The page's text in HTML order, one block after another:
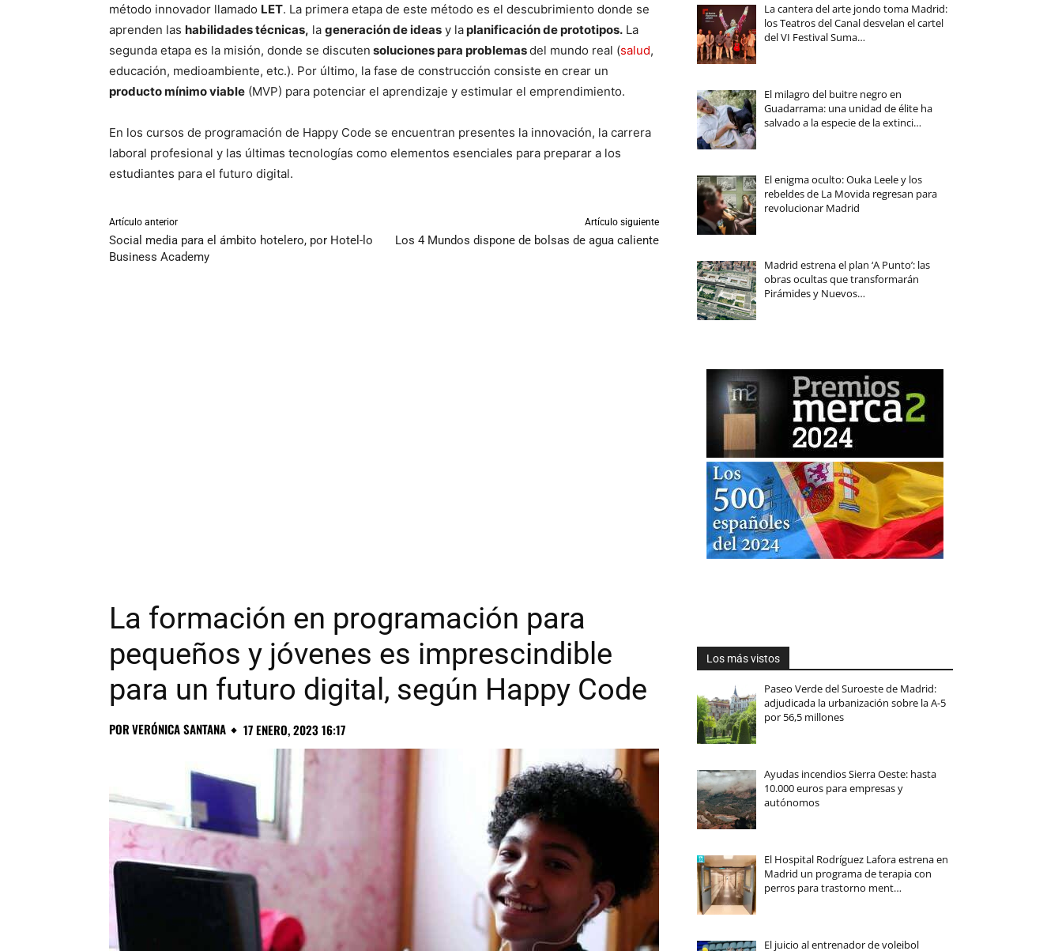
método innovador llamado LET. La primera etapa de este método es el descubrimiento donde se
aprenden las habilidades técnicas, la generación de ideas y laplanificación de prototipos. La
segunda etapa es la misión, donde se discuten soluciones para problemasdel mundo real (salud,
educación, medioambiente, etc.). Por último, la fase de construcción consiste en crear un
producto mínimo viable (MVP) para potenciar el aprendizaje y estimular el emprendimiento.
En los cursos de programación de Happy Code se encuentran presentes la innovación, la carrera
laboral profesional y las últimas tecnologías como elementos esenciales para preparar a los
estudiantes para el futuro digital.
Artículo anterior
Social media para el ámbito hotelero, por Hotel-lo
Business Academy
Artículo siguiente
Los 4 Mundos dispone de bolsas de agua caliente
La cantera del arte jondo toma Madrid:
los Teatros del Canal desvelan el cartel
del VI Festival Suma…
El milagro del buitre negro en
Guadarrama: una unidad de élite ha
salvado a la especie de la extinci…
El enigma oculto: Ouka Leele y los
rebeldes de La Movida regresan para
revolucionar Madrid
Madrid estrena el plan ‘A Punto’: las
obras ocultas que transformarán
Pirámides y Nuevos…
La formación en programación para
pequeños y jóvenes es imprescindible
para un futuro digital, según Happy Code
PORVERÓNICA SANTANA 17 ENERO, 2023 16:17
Los más vistos
Paseo Verde del Suroeste de Madrid:
adjudicada la urbanización sobre la A-5
por 56,5 millones
Ayudas incendios Sierra Oeste: hasta
10.000 euros para empresas y
autónomos
El Hospital Rodríguez Lafora estrena en
Madrid un programa de terapia con
perros para trastorno ment…
El juicio al entrenador de voleibol